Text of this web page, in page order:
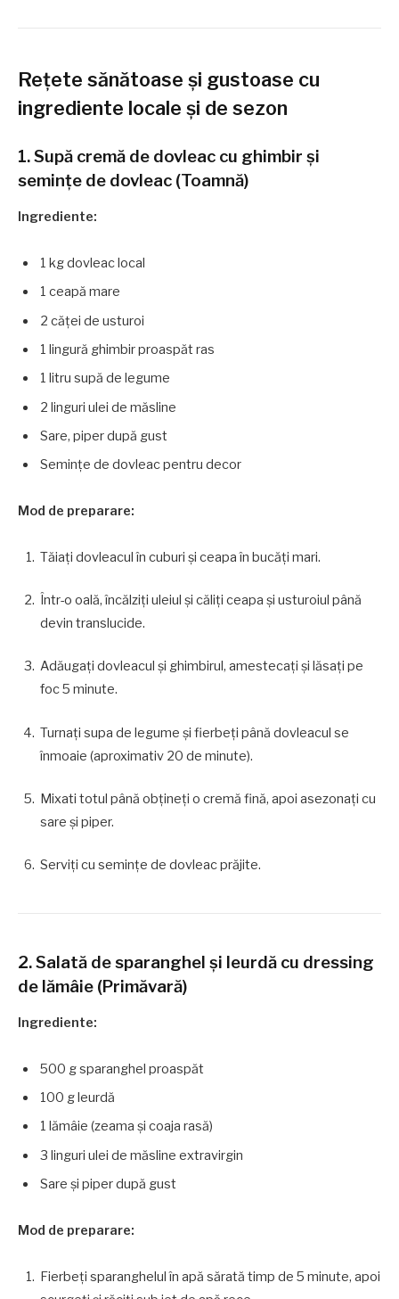
Rețete sănătoase și gustoase cu
ingrediente locale și de sezon
1. Supă cremă de dovleac cu ghimbir și
semințe de dovleac (Toamnă)
Ingrediente:
1 kg dovleac local
1 ceapă mare
2 căței de usturoi
1 lingură ghimbir proaspăt ras
1 litru supă de legume
2 linguri ulei de măsline
Sare, piper după gust
Semințe de dovleac pentru decor
Mod de preparare:
Tăiați dovleacul în cuburi și ceapa în bucăți mari.
Într-o oală, încălziți uleiul și căliți ceapa și usturoiul până
devin translucide.
Adăugați dovleacul și ghimbirul, amestecați și lăsați pe
foc 5 minute.
Turnați supa de legume și fierbeți până dovleacul se
înmoaie (aproximativ 20 de minute).
Mixati totul până obțineți o cremă fină, apoi asezonați cu
sare și piper.
Serviți cu semințe de dovleac prăjite.
2. Salată de sparanghel și leurdă cu dressing
de lămâie (Primăvară)
Ingrediente:
500 g sparanghel proaspăt
100 g leurdă
1 lămâie (zeama și coaja rasă)
3 linguri ulei de măsline extravirgin
Sare și piper după gust
Mod de preparare:
Fierbeți sparanghelul în apă sărată timp de 5 minute, apoi